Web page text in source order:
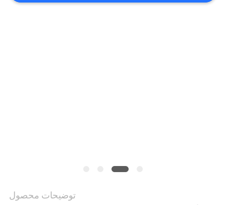
توضیحات محصول